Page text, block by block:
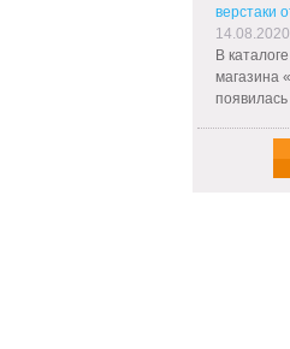
верстаки
14.08.2020
В
магазина